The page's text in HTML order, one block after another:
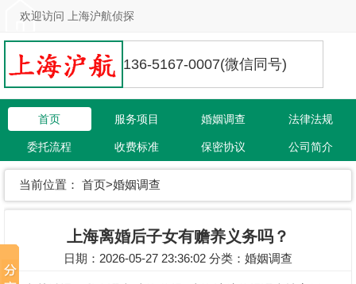
欢迎访问 上海沪航侦探
136-5167-0007(微信同号)
首页 服务项目 婚姻调查 法律法规
委托流程 收费标准 保密协议 公司简介
当前位置： 首页>婚姻调查
上海离婚后子女有赡养义务吗？
日期：2026-05-27 23:36:02 分类： 婚姻调查